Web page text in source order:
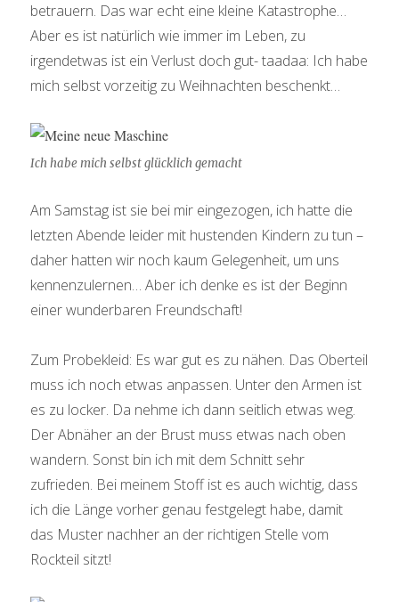
betrauern. Das war echt eine kleine Katastrophe…
Aber es ist natürlich wie immer im Leben, zu
irgendetwas ist ein Verlust doch gut- taadaa: Ich habe
mich selbst vorzeitig zu Weihnachten beschenkt…
Ich habe mich selbst glücklich gemacht
Am Samstag ist sie bei mir eingezogen, ich hatte die
letzten Abende leider mit hustenden Kindern zu tun –
daher hatten wir noch kaum Gelegenheit, um uns
kennenzulernen… Aber ich denke es ist der Beginn
einer wunderbaren Freundschaft!
Zum Probekleid: Es war gut es zu nähen. Das Oberteil
muss ich noch etwas anpassen. Unter den Armen ist
es zu locker. Da nehme ich dann seitlich etwas weg.
Der Abnäher an der Brust muss etwas nach oben
wandern. Sonst bin ich mit dem Schnitt sehr
zufrieden. Bei meinem Stoff ist es auch wichtig, dass
ich die Länge vorher genau festgelegt habe, damit
das Muster nachher an der richtigen Stelle vom
Rockteil sitzt!